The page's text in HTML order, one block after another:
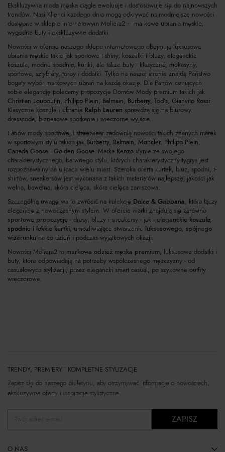
Ekskluzywna moda męska ciągle ewoluuje i dostosowuje się do najnowszych
trendów. Nasi Klienci każdego dnia mogą odkrywać najmodniejsze nowości
dostępne w sklepie internetowym Moliera2 – markowe ubrania męskie,
wygodne buty i ekskluzywne dodatki.
Nowości w ofercie naszego sklepu internetowego obejmują luksusowe
ubrania męskie takie jak sportowe t-shirty, koszulki i bluzy, eleganckie
koszule, modne spodnie, kurtki, ale także buty - klasyczne, mokasyny,
sportowe, sztyblety, torby i dodatki. Tylko na naszej stronie znajdą Państwo
bogaty wybór markowych ubrań na każdą okazję. Dla Panów ceniących
sobie elegancję polecamy propozycje Domów Mody premium takich jak
Christian Louboutin, Philipp Plein, Balmain, Burberry, Tod’s, Gianvito Rossi.
Klasyczne koszule i ubrania Ralph Lauren sprawdzą się na biurowy
dresscode, biznesowe spotkania i wieczorne wyjścia.
Fanów mody sportowej i streetwear zadowolą nowości takich znanych marek
w sportowym stylu takich jak Burberry, Balmain, Moncler, Philipp Plein,
Canada Goose i Golden Goose. Marka Kenzo słynie ze swojego
charakterystycznego, barwnego stylu, których charakterystyczny tygrys jest
rozpoznawalny na ulicach wielu miast. Szeroka oferta kurtek, bluz, spodni, t-
shirtów, sneakersów jest wykonana z takich materiałów najlepszej jakości jak
wełna, bawełna, skóra cielęca, skóra cielęca zamszowa.
Szczególną uwagę warto zwrócić na kolekcję Dolce & Gabbana, która łączy
elegancję z nowoczesnym stylem. W ofercie marki znajdują się zarówno
sportowe propozycje - dresy, bluzy i sneakersy - jak i eleganckie koszule,
spodnie i lekkie kurtki, umożliwiające stworzenie luksusowego, spójnego
wizerunku na co dzień i podczas wyjątkowych okazji.
Nowości Moliera2 to markowa odzież męska premium, luksusowe dodatki i
buty, które odpowiadają na potrzeby współczesnego mężczyzny - od
casualowych stylizacji, przez elegancki smart casual, po szykowne outfity
wieczorowe.
TRENDY, PREMIERY I KOMPLETNE STYLIZACJE
Zapisz się do naszego biuletynu, aby otrzymywać informacje o nowościach,
ekskluzywne oferty i inspiracje stylistyczne.
ZAPISZ
O NAS